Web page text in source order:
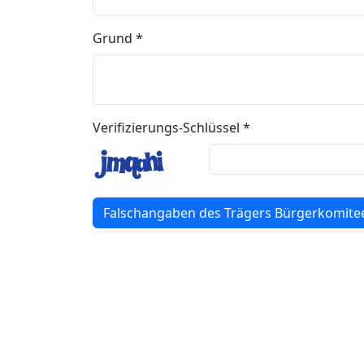
Grund *
Verifizierungs-Schlüssel *
Falschangaben des Trägers